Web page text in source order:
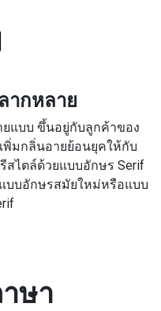
ากหลาย
แบบ ขึ้นอยู่กับลูกค้าของ
มกลิ่นอายย้อนยุคให้กับ
ไตล์ด้วยแบบอักษร Serif
บบอักษรสมัยใหม่หรือแบบ
ษา